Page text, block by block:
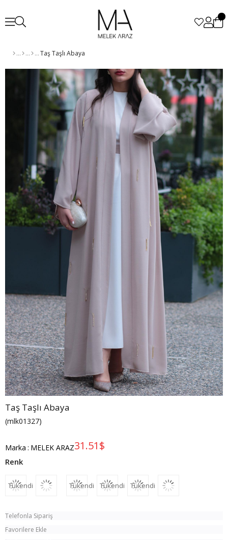
Taş Taşlı Abaya
Taş Taşlı Abaya
(mlk01327)
Marka : MELEK ARAZ31.51$
Tükendi Tükendi Tükendi Tükendi
Telefonla Sipariş
Favorilere Ekle